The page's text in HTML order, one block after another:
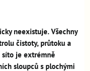
neexistuje. Všechny
čistoty, průtoku a
síto je extrémně
sloupců s plochými